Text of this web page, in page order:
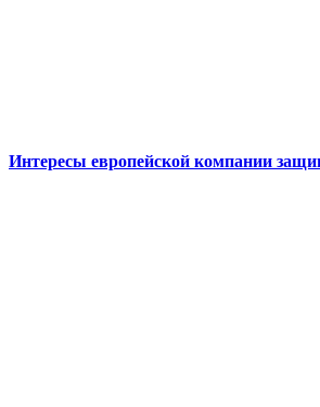
Интересы европейской компании